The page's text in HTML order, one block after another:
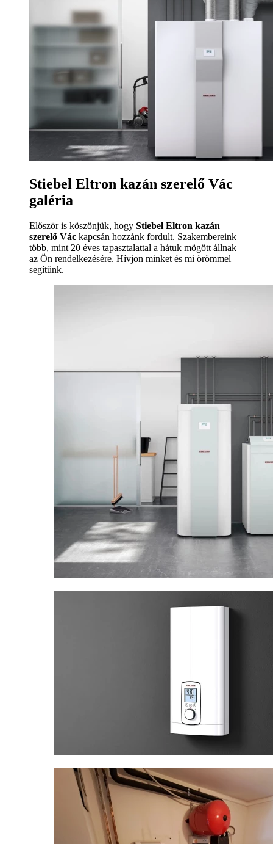
Stiebel Eltron kazán szerelő Vác
galéria
Először is köszönjük, hogy Stiebel Eltron kazán
szerelő Vác kapcsán hozzánk fordult. Szakembereink
több, mint 20 éves tapasztalattal a hátuk mögött állnak
az Ön rendelkezésére. Hívjon minket és mi örömmel
segítünk.